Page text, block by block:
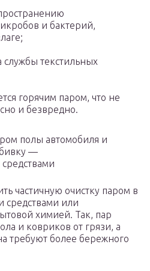
и бактерий,
текстильных
горячим паром, что не
и безвредно.
полы автомобиля и
—
частичную очистку паром в
средствами или
химией. Так, пар
и ковриков от грязи, а
требуют более бережного